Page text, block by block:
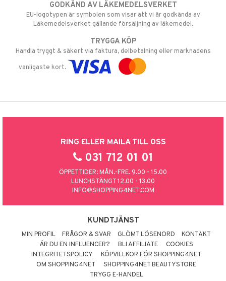
GODKÄND AV LÄKEMEDELSVERKET
EU-logotypen är symbolen som visar att vi är godkända av
Läkemedelsverket gällande försäljning av läkemedel.
TRYGGA KÖP
Handla tryggt & säkert via faktura, delbetalning eller marknadens
vanligaste kort.
RING ELLER MAILA TILL OSS
031 712 01 01
ÖPPETTIDER: MÅN.-FRE. 9.00 - 15.00
LUNCHSTÄNGT 12.00 - 13.00
INFO@SHOPPING4NET.COM
KUNDTJÄNST
MIN PROFIL FRÅGOR & SVAR GLÖMT LÖSENORD
KONTAKT
ÄR DU EN INFLUENCER?
BLI AFFILIATE
COOKIES
INTEGRITETSPOLICY
KÖPVILLKOR FÖR SHOPPING4NET
OM SHOPPING4NET
SHOPPING4NET BEAUTYSTORE
TRYGG E-HANDEL